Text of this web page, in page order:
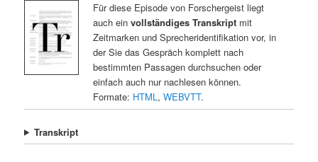
Für diese Episode von Forschergeist liegt
auch ein vollständiges Transkriptmit
Zeitmarken und Sprecheridentifikation vor, in
der Sie das Gespräch komplett nach
bestimmten Passagen durchsuchen oder
einfach auch nur nachlesen können.
Formate: HTML, WEBVTT.
Transkript